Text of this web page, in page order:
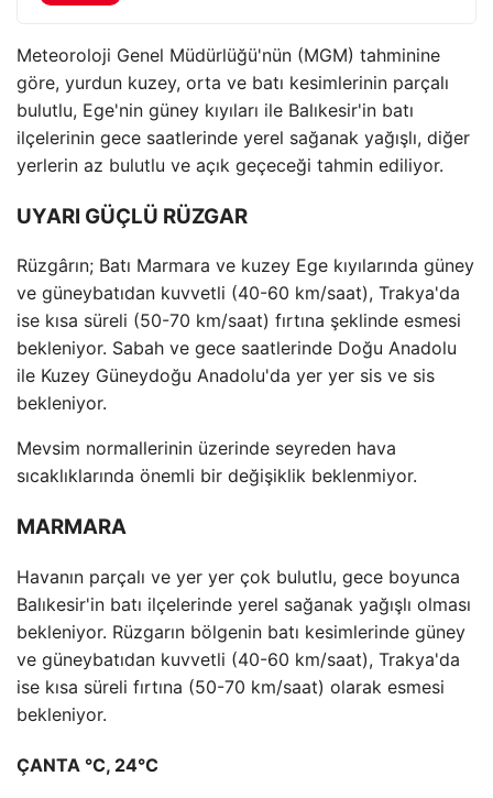
Meteoroloji Genel Müdürlüğü'nün (MGM) tahminine
göre, yurdun kuzey, orta ve batı kesimlerinin parçalı
bulutlu, Ege'nin güney kıyıları ile Balıkesir'in batı
ilçelerinin gece saatlerinde yerel sağanak yağışlı, diğer
yerlerin az bulutlu ve açık geçeceği tahmin ediliyor.
UYARI GÜÇLÜ RÜZGAR
Rüzgârın; Batı Marmara ve kuzey Ege kıyılarında güney
ve güneybatıdan kuvvetli (40-60 km/saat), Trakya'da
ise kısa süreli (50-70 km/saat) fırtına şeklinde esmesi
bekleniyor. Sabah ve gece saatlerinde Doğu Anadolu
ile Kuzey Güneydoğu Anadolu'da yer yer sis ve sis
bekleniyor.
Mevsim normallerinin üzerinde seyreden hava
sıcaklıklarında önemli bir değişiklik beklenmiyor.
MARMARA
Havanın parçalı ve yer yer çok bulutlu, gece boyunca
Balıkesir'in batı ilçelerinde yerel sağanak yağışlı olması
bekleniyor. Rüzgarın bölgenin batı kesimlerinde güney
ve güneybatıdan kuvvetli (40-60 km/saat), Trakya'da
ise kısa süreli fırtına (50-70 km/saat) olarak esmesi
bekleniyor.
ÇANTA °C, 24°C